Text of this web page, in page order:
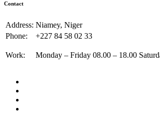
Contact
Address: Niamey, Niger
Phone:
+227 84 58 02 33
Work: Monday – Friday 08.00 – 18.00